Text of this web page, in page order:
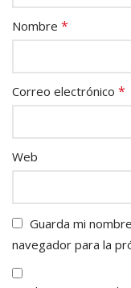
Nombre *
Correo electrónico *
Web
Guarda mi
navegador para la